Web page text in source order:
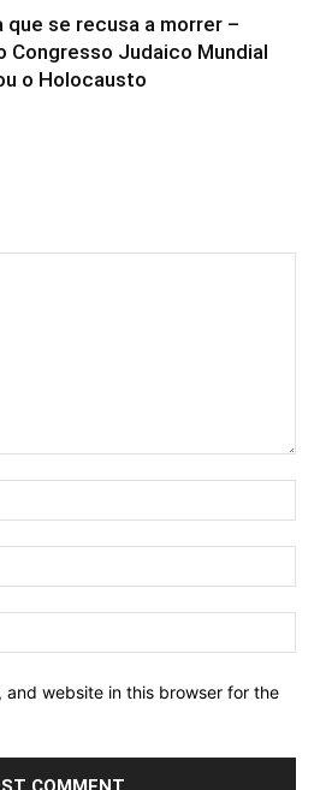
que se recusa a morrer –
Congresso Judaico Mundial
o Holocausto
and website in this browser for the